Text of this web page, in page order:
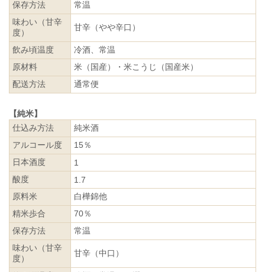
保存方法
常温
味わい（甘辛
度）
甘辛（やや辛口）
飲み頃温度
冷酒、常温
原材料
米（国産）・米こうじ（国産米）
配送方法
通常便
【純米】
仕込み方法
純米酒
アルコール度
15％
日本酒度
1
酸度
1.7
原料米
白樺錦他
精米歩合
70％
保存方法
常温
味わい（甘辛
度）
甘辛（中口）